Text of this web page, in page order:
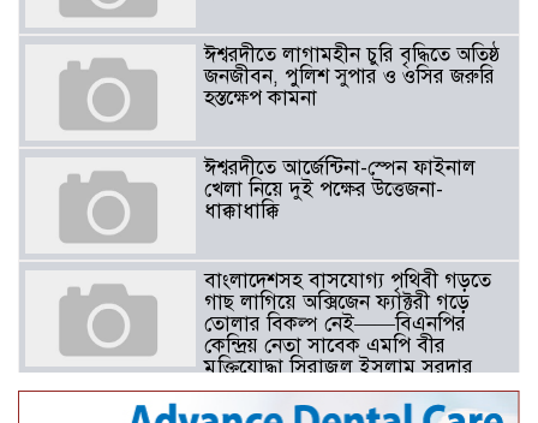
ঈশ্বরদীতে লাগামহীন চুরি বৃদ্ধিতে অতিষ্ঠ
জনজীবন, পুলিশ সুপার ও ওসির জরুরি
হস্তক্ষেপ কামনা ​
ঈশ্বরদীতে আর্জেন্টিনা-স্পেন ফাইনাল
খেলা নিয়ে দুই পক্ষের উত্তেজনা-
ধাক্কাধাক্কি
বাংলাদেশসহ বাসযোগ্য পৃথিবী গড়তে
গাছ লাগিয়ে অক্সিজেন ফ্যাক্টরী গড়ে
তোলার বিকল্প নেই——বিএনপির
কেন্দ্রিয় নেতা সাবেক এমপি বীর
মুক্তিযোদ্ধা সিরাজুল ইসলাম সরদার